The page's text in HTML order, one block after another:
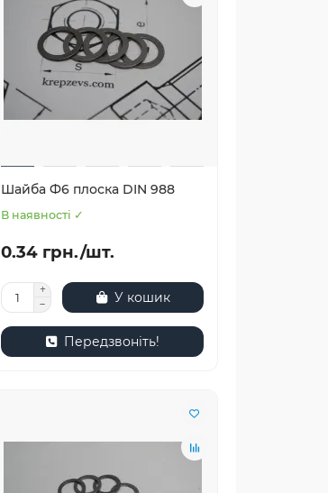
Шайба Ф6 плоска DIN 988
В наявності ✓
0.34 грн./шт.
У кошик
Передзвоніть!